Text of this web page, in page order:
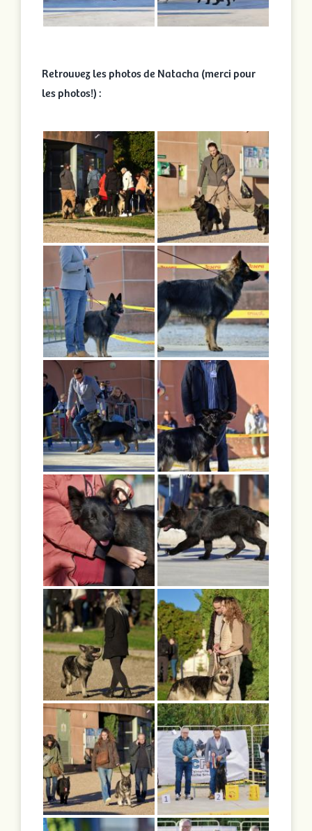
Retrouvez les photos de Natacha (merci pour
les photos!) :